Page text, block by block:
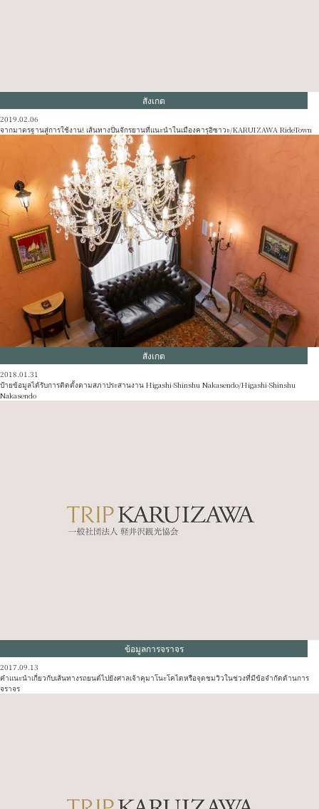
สังเกต
2019.02.06
จากมาตรฐานสู่การใช้งาน! เส้นทางปั่นจักรยานที่แนะนำในเมืองคารุอิซาวะ/KARUIZAWA RideTown
สังเกต
2018.01.31
ป้ายข้อมูลได้รับการติดตั้งตามสภาประสานงาน Higashi-Shinshu Nakasendo/Higashi-Shinshu
Nakasendo
ข้อมูลการจราจร
2017.09.13
คำแนะนำเกี่ยวกับเส้นทางรถยนต์ไปยังศาลเจ้าคุมาโนะโคไดหรือจุดชมวิวในช่วงที่มีข้อจำกัดด้านการ
จราจร